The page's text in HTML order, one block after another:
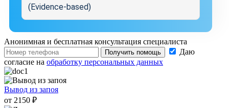
(Evidence-based)
Анонимная и бесплатная консультация специалиста
Получить помощь
Даю
согласие на обработку персональных данных
Вывод из запоя
от 2150 ₽